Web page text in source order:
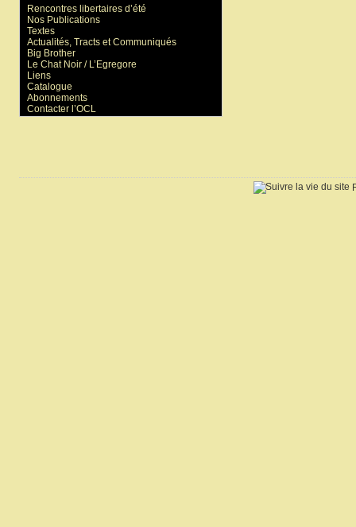
Rencontres libertaires d’été
Nos Publications
Textes
Actualités, Tracts et Communiqués
Big Brother
Le Chat Noir / L’Egregore
Liens
Catalogue
Abonnements
Contacter l’OCL